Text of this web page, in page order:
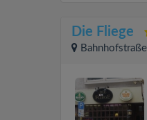
Die Fliege